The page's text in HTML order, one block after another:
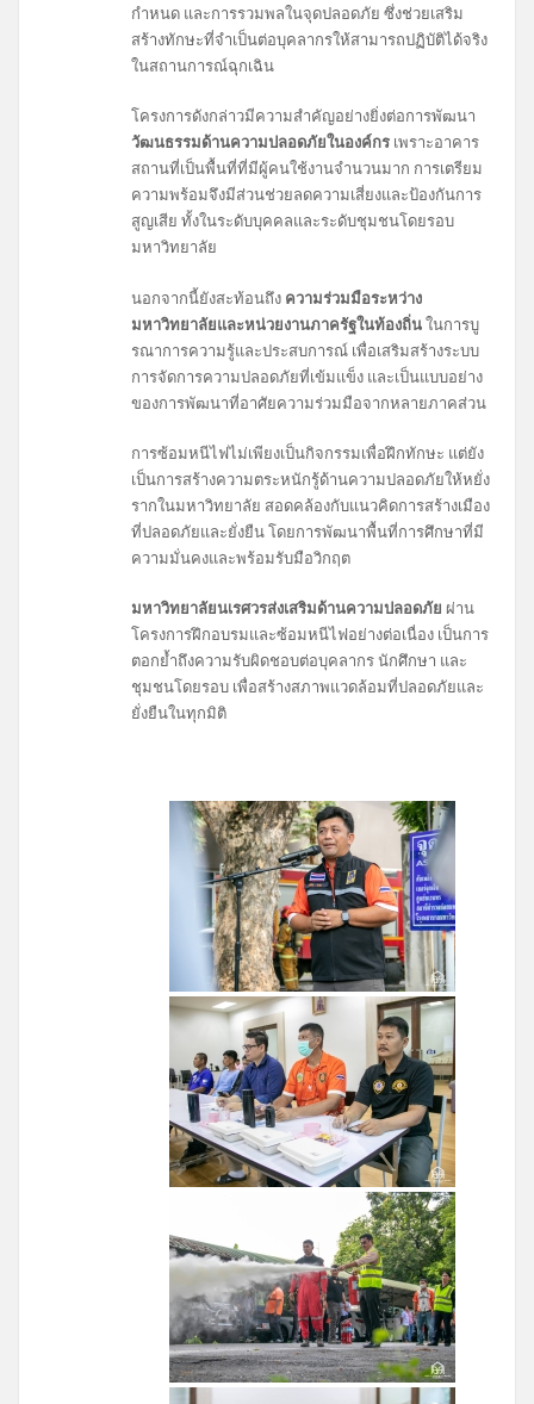
กำหนด และการรวมพลในจุดปลอดภัย ซึ่งช่วยเสริม
สร้างทักษะที่จำเป็นต่อบุคลากรให้สามารถปฏิบัติได้จริง
ในสถานการณ์ฉุกเฉิน
โครงการดังกล่าวมีความสำคัญอย่างยิ่งต่อการพัฒนา
วัฒนธรรมด้านความปลอดภัยในองค์กร เพราะอาคาร
สถานที่เป็นพื้นที่ที่มีผู้คนใช้งานจำนวนมาก การเตรียม
ความพร้อมจึงมีส่วนช่วยลดความเสี่ยงและป้องกันการ
สูญเสีย ทั้งในระดับบุคคลและระดับชุมชนโดยรอบ
มหาวิทยาลัย
นอกจากนี้ยังสะท้อนถึง ความร่วมมือระหว่าง
มหาวิทยาลัยและหน่วยงานภาครัฐในท้องถิ่นในการบู
รณาการความรู้และประสบการณ์ เพื่อเสริมสร้างระบบ
การจัดการความปลอดภัยที่เข้มแข็ง และเป็นแบบอย่าง
ของการพัฒนาที่อาศัยความร่วมมือจากหลายภาคส่วน
การซ้อมหนีไฟไม่เพียงเป็นกิจกรรมเพื่อฝึกทักษะ แต่ยัง
เป็นการสร้างความตระหนักรู้ด้านความปลอดภัยให้หยั่ง
รากในมหาวิทยาลัย สอดคล้องกับแนวคิดการสร้างเมือง
ที่ปลอดภัยและยั่งยืน โดยการพัฒนาพื้นที่การศึกษาที่มี
ความมั่นคงและพร้อมรับมือวิกฤต
มหาวิทยาลัยนเรศวรส่งเสริมด้านความปลอดภัย ผ่าน
โครงการฝึกอบรมและซ้อมหนีไฟอย่างต่อเนื่อง เป็นการ
ตอกย้ำถึงความรับผิดชอบต่อบุคลากร นักศึกษา และ
ชุมชนโดยรอบ เพื่อสร้างสภาพแวดล้อมที่ปลอดภัยและ
ยั่งยืนในทุกมิติ